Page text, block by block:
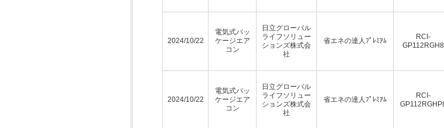
2024/10/22
電気式パッ
ケージエア
コン
日立グローバル
ライフソリュー
ションズ株式会
社
省エネの達人ﾌﾟﾚﾐｱﾑ
RCI-
GP112RGH8
2024/10/22
電気式パッ
ケージエア
コン
日立グローバル
ライフソリュー
ションズ株式会
社
省エネの達人ﾌﾟﾚﾐｱﾑ
RCI-